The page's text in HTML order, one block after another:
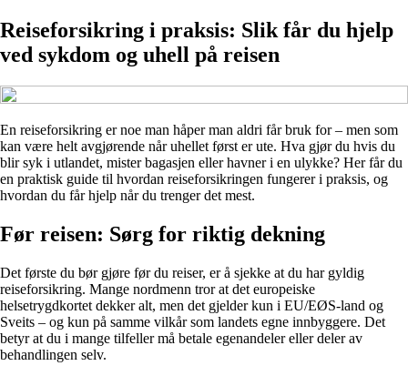
Reiseforsikring i praksis: Slik får du hjelp
ved sykdom og uhell på reisen
En reiseforsikring er noe man håper man aldri får bruk for – men som
kan være helt avgjørende når uhellet først er ute. Hva gjør du hvis du
blir syk i utlandet, mister bagasjen eller havner i en ulykke? Her får du
en praktisk guide til hvordan reiseforsikringen fungerer i praksis, og
hvordan du får hjelp når du trenger det mest.
Før reisen: Sørg for riktig dekning
Det første du bør gjøre før du reiser, er å sjekke at du har gyldig
reiseforsikring. Mange nordmenn tror at det europeiske
helsetrygdkortet dekker alt, men det gjelder kun i EU/EØS-land og
Sveits – og kun på samme vilkår som landets egne innbyggere. Det
betyr at du i mange tilfeller må betale egenandeler eller deler av
behandlingen selv.